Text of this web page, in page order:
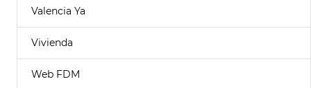
Valencia Ya
Vivienda
Web FDM